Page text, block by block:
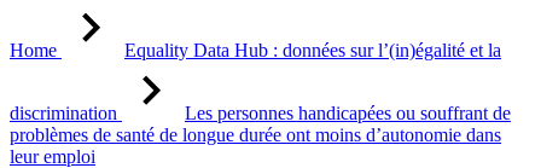
Home Equality Data Hub : données sur l’(in)égalité et la
discrimination
Les personnes handicapées ou souffrant de
problèmes de santé de longue durée ont moins d’autonomie dans
leur emploi